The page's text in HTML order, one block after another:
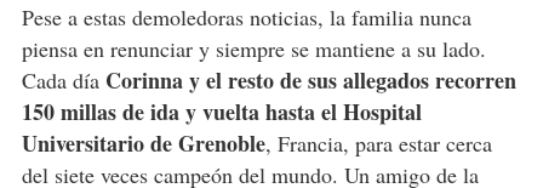
Pese a estas demoledoras noticias, la familia nunca
piensa en renunciar y siempre se mantiene a su lado.
Cada día Corinna y el resto de sus allegados recorren
150 millas de ida y vuelta hasta el Hospital
Universitario de Grenoble, Francia, para estar cerca
del siete veces campeón del mundo. Un amigo de la